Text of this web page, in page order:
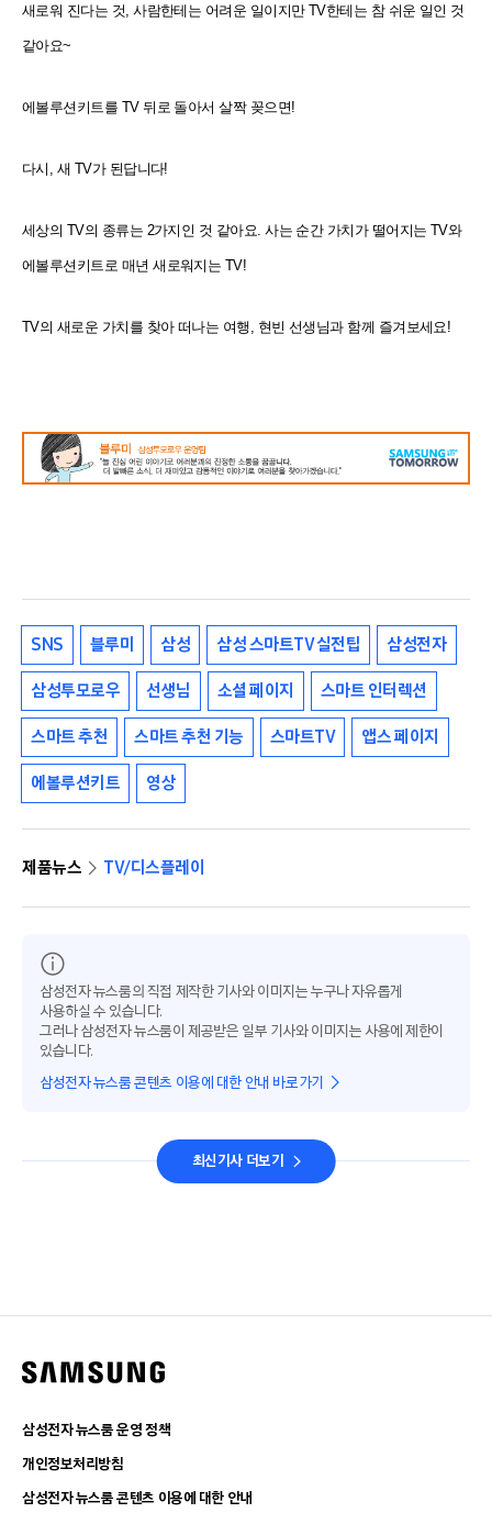
새로워 진다는 것, 사람한테는 어려운 일이지만 TV한테는 참 쉬운 일인 것
같아요~
에볼루션키트를 TV 뒤로 돌아서 살짝 꽂으면!
다시, 새 TV가 된답니다!
세상의 TV의 종류는 2가지인 것 같아요. 사는 순간 가치가 떨어지는 TV와
에볼루션키트로 매년 새로워지는 TV!
TV의 새로운 가치를 찾아 떠나는 여행, 현빈 선생님과 함께 즐겨보세요!
SNS 블루미 삼성 삼성 스마트TV 실전팁 삼성전자
삼성투모로우 선생님 소셜 페이지 스마트 인터렉션
스마트 추천 스마트 추천 기능 스마트TV 앱스 페이지
에볼루션키트 영상
제품뉴스 TV/디스플레이
삼성전자 뉴스룸의 직접 제작한 기사와 이미지는 누구나 자유롭게
사용하실 수 있습니다.
그러나 삼성전자 뉴스룸이 제공받은 일부 기사와 이미지는 사용에 제한이
있습니다.
삼성전자 뉴스룸 콘텐츠 이용에 대한 안내 바로가기
최신기사 더보기
삼성전자 뉴스룸 운영 정책
개인정보처리방침
삼성전자 뉴스룸 콘텐츠 이용에 대한 안내